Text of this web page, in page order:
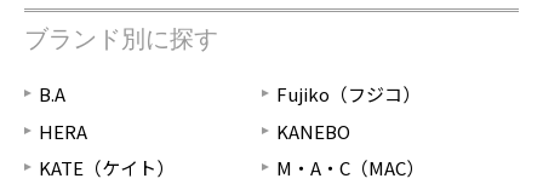
ブランド別に探す
B.A
Fujiko（フジコ）
HERA
KANEBO
KATE（ケイト）
M・A・C（MAC）